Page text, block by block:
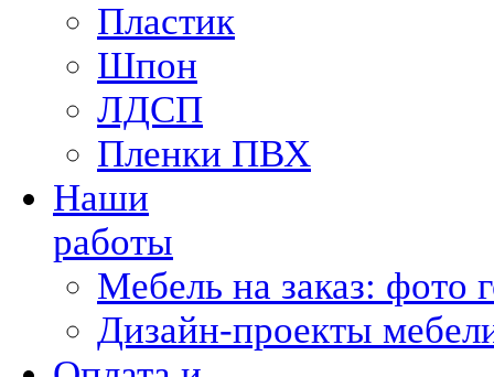
Пластик
Шпон
ЛДСП
Пленки ПВХ
Наши
работы
Мебель на заказ: фото
Дизайн-проекты